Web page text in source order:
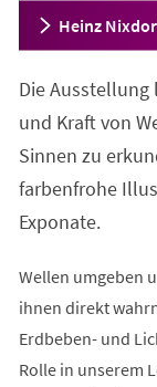
Heinz
Die
und Kraft von
Sinnen zu
farbenfrohe
Exponate.
Wellen umgeben
ihnen direkt
Erdbeben- und
Rolle in unserem